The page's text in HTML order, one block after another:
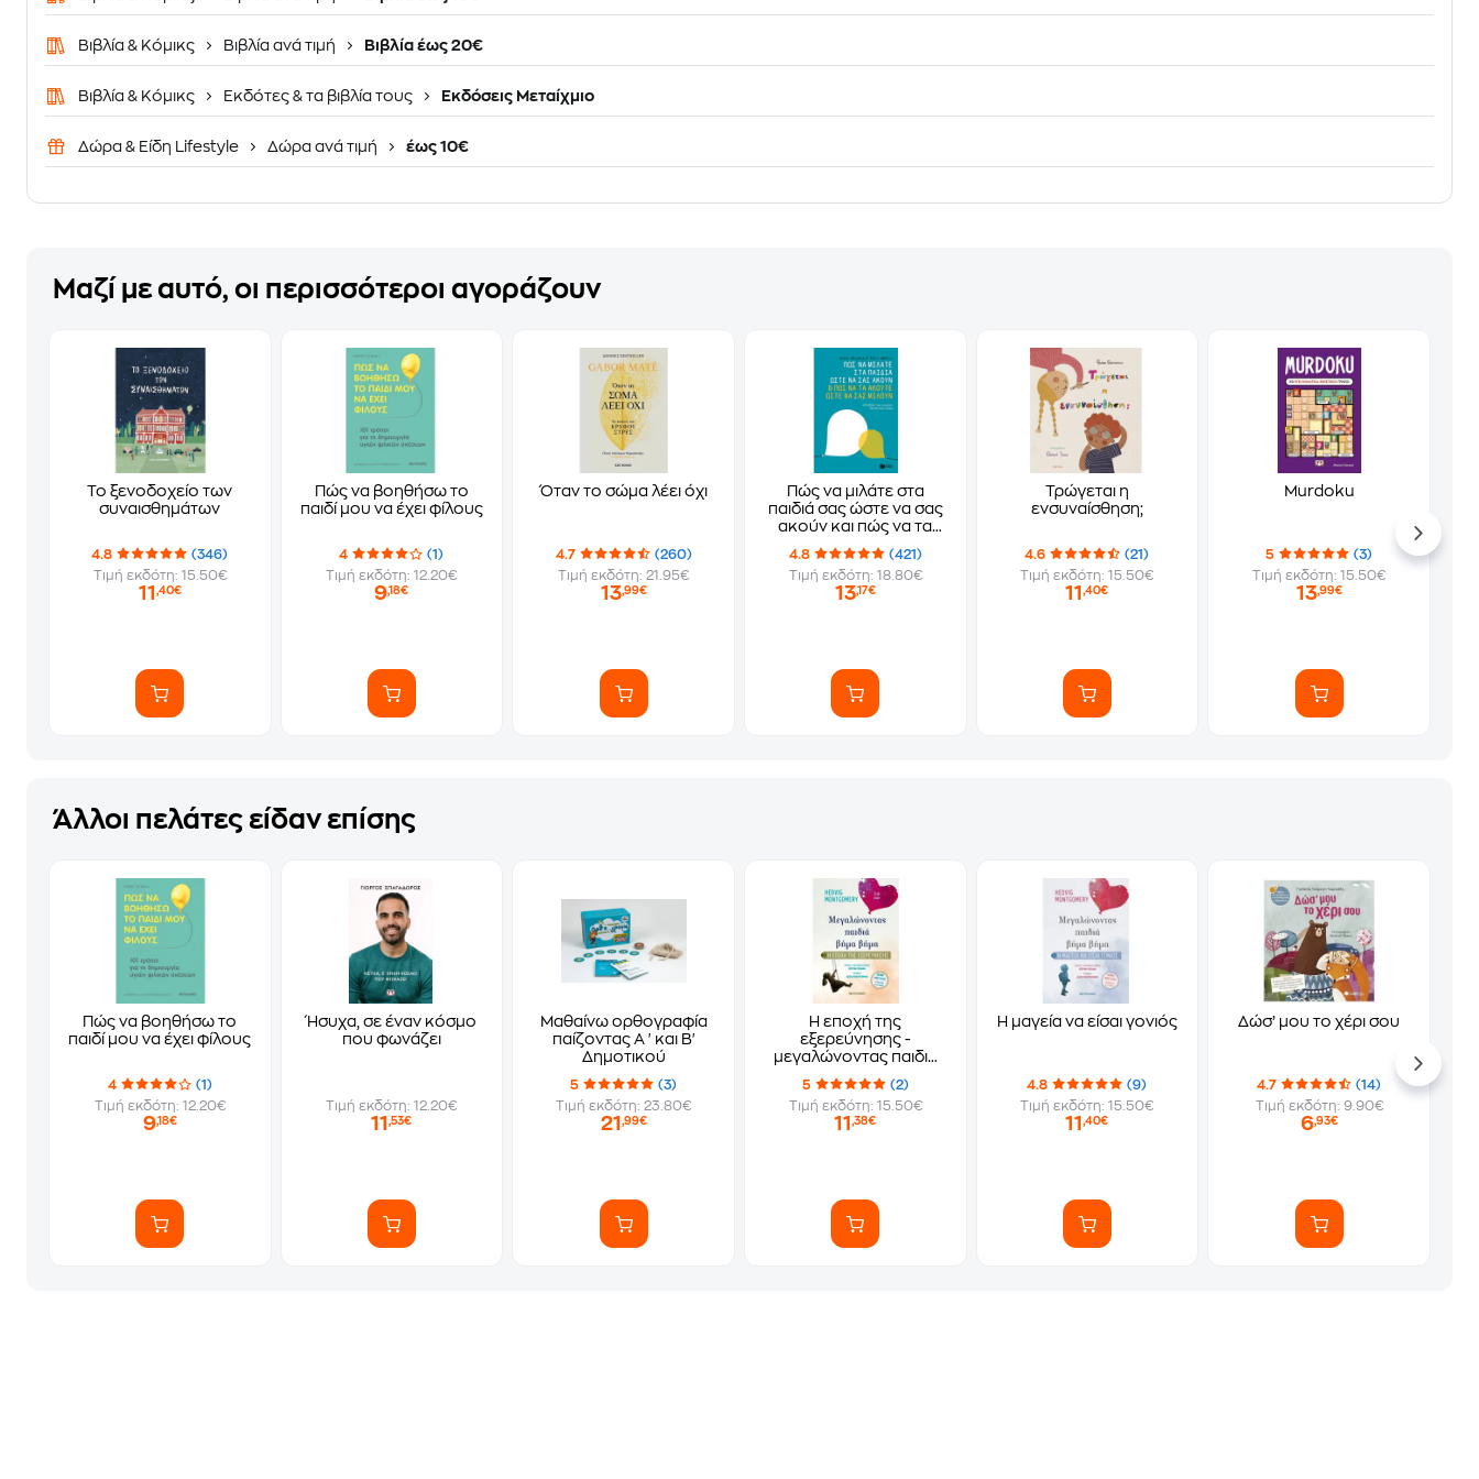
Βιβλία & Κόμικς Βιβλία ανά τιμή Βιβλία έως 20€
Βιβλία & Κόμικς Εκδότες & τα βιβλία τους Εκδόσεις Μεταίχμιο
Δώρα & Είδη Lifestyle Δώρα ανά τιμή έως 10€
Μαζί με αυτό, οι περισσότεροι αγοράζουν
Το ξενοδοχείο των
συναισθημάτων
4.8
(346)
Τιμή εκδότη: 15.50€
11 ,40€
Πώς να βοηθήσω το
παιδί μου να έχει φίλους
4
(1)
Τιμή εκδότη: 12.20€
9,18€
Όταν το σώμα λέει όχι
4.7
(260)
Τιμή εκδότη: 21.95€
13,99€
Πώς να μιλάτε στα
παιδιά σας ώστε να σας
ακούν και πώς να τα
ακούτε ώστε να σας
μιλούν
4.8
(421)
Τιμή εκδότη: 18.80€
13,17€
Τρώγεται η
ενσυναίσθηση;
4.6
(21)
Τιμή εκδότη: 15.50€
11,40€
Murdoku
5
(3)
Τιμή εκδότη: 15.50€
13,99€
Άλλοι πελάτες είδαν επίσης
Πώς να βοηθήσω το
παιδί μου να έχει φίλους
4
(1)
Τιμή εκδότη: 12.20€
9,18€
Ήσυχα, σε έναν κόσμο
που φωνάζει
Τιμή εκδότη: 12.20€
11,53€
Μαθαίνω ορθογραφία
παίζοντας Α ' και Β'
Δημοτικού
5
(3)
Τιμή εκδότη: 23.80€
21 ,99€
Η εποχή της
εξερεύνησης -
μεγαλώνοντας παιδιά
βήμα, βήμα
5
(2)
Τιμή εκδότη: 15.50€
11,38€
Η μαγεία να είσαι γονιός
4.8
(9)
Τιμή εκδότη: 15.50€
11,40€
Δώσ’ μου το χέρι σου
4.7
(14)
Τιμή εκδότη: 9.90€
6,93€